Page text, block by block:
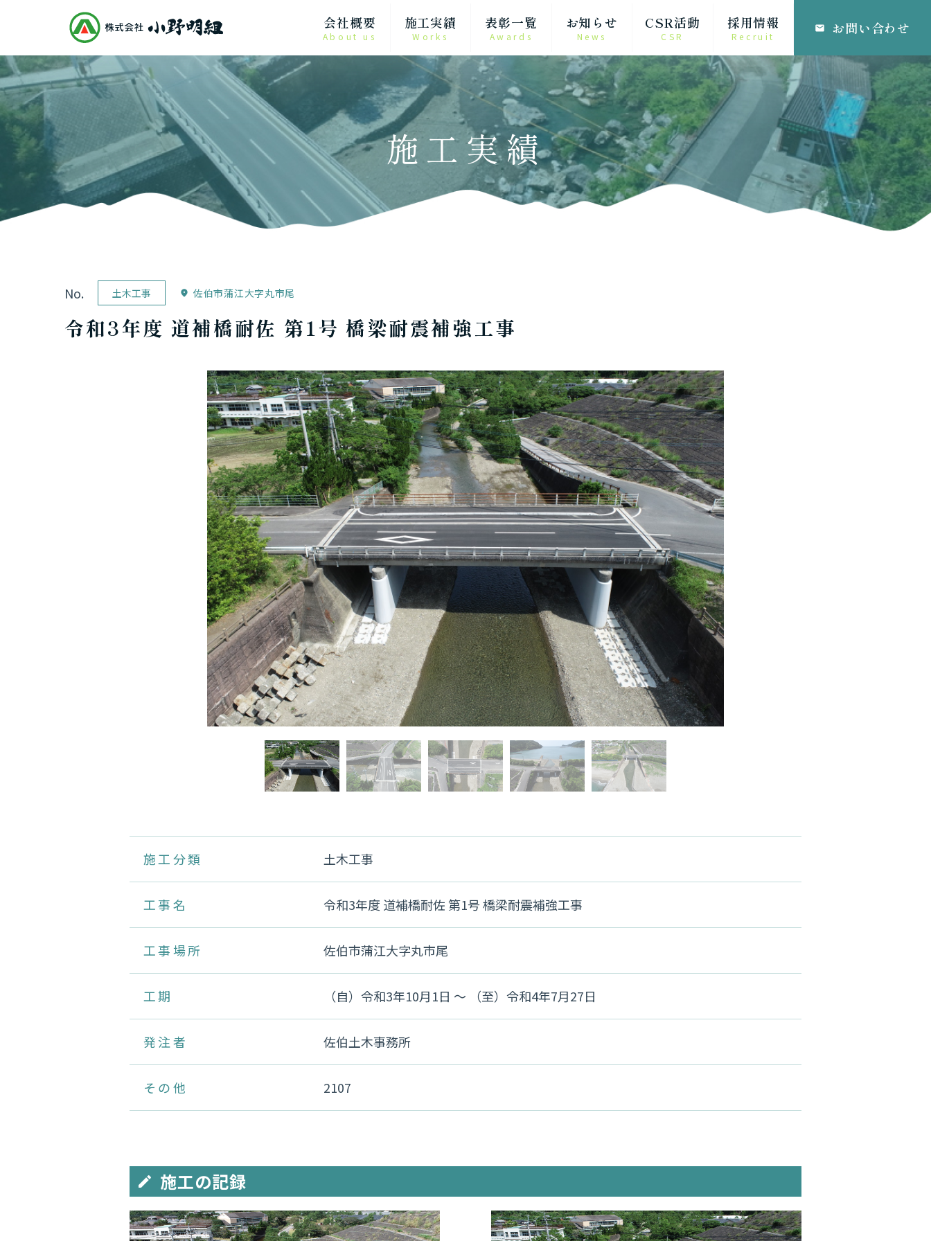
会社概要
About us
施工実績
Works
表彰一覧
Awards
お知らせ
News
CSR活動
CSR
採用情報
Recruit
email お問い合わせ
施工実績
No. 土木工事 location_on 佐伯市蒲江大字丸市尾
令和3年度 道補橋耐佐 第1号 橋梁耐震補強工事
施工分類 土木工事
工事名 令和3年度 道補橋耐佐 第1号 橋梁耐震補強工事
工事場所 佐伯市蒲江大字丸市尾
工期 （自）令和3年10月1日 〜 （至）令和4年7月27日
発注者 佐伯土木事務所
その他 2107
edit 施工の記録